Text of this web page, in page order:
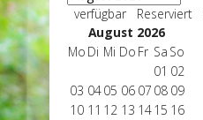
verfügbar Reserviert
August 2026
Mo Di Mi Do Fr Sa So
01 02
03 0405 06 07 08 09
10 11 12 13 1415 16